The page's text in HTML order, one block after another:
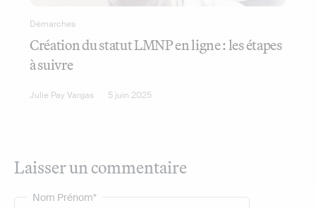
Démarches
Création du statut LMNP en ligne : les étapes
à suivre
Julie Pay Vargas 5 juin 2025
Laisser un commentaire
Nom Prénom*